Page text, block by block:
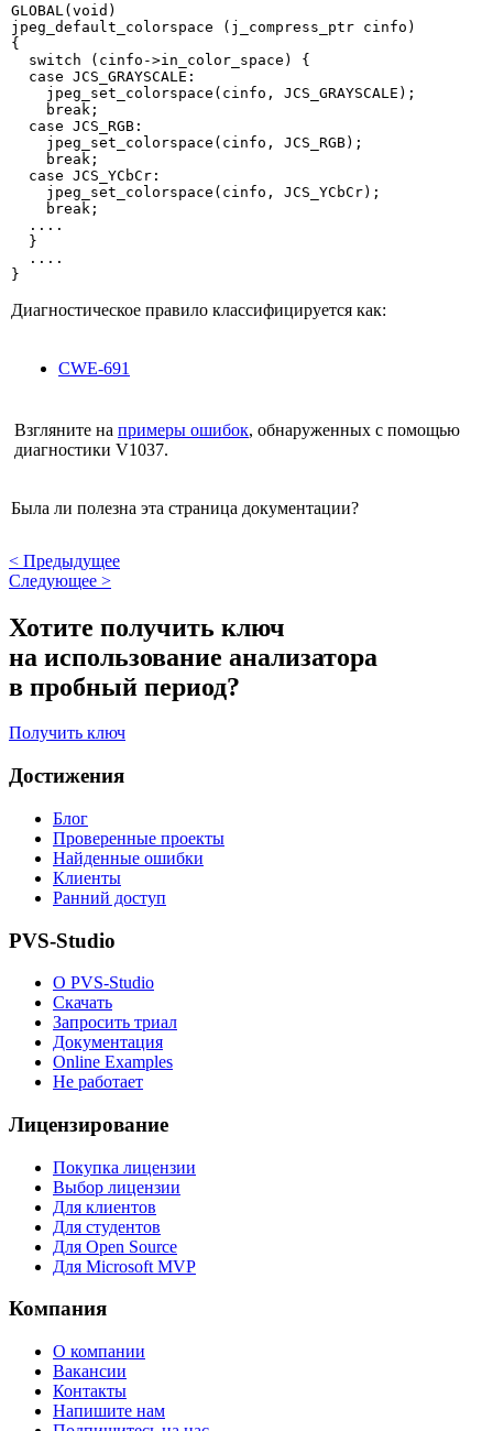
GLOBAL(void)
jpeg_default_colorspace (j_compress_ptr cinfo)
{
  switch (cinfo->in_color_space) {
  case JCS_GRAYSCALE:
    jpeg_set_colorspace(cinfo, JCS_GRAYSCALE);
    break;
  case JCS_RGB:
    jpeg_set_colorspace(cinfo, JCS_RGB);
    break;
  case JCS_YCbCr:
    jpeg_set_colorspace(cinfo, JCS_YCbCr);
    break;
  ....
  }
  ....
}
Диагностическое правило классифицируется как:
CWE-691
Взгляните на примеры ошибок, обнаруженных с помощью
диагностики V1037.
Была ли полезна эта страница документации?
< Предыдущее
Следующее >
Хотите получить ключ
на использование анализатора
в пробный период?
Получить ключ
Достижения
Блог
Проверенные проекты
Найденные ошибки
Клиенты
Ранний доступ
PVS-Studio
О PVS-Studio
Скачать
Запросить триал
Документация
Online Examples
Не работает
Лицензирование
Покупка лицензии
Выбор лицензии
Для клиентов
Для студентов
Для Open Source
Для Microsoft MVP
Компания
О компании
Вакансии
Контакты
Напишите нам